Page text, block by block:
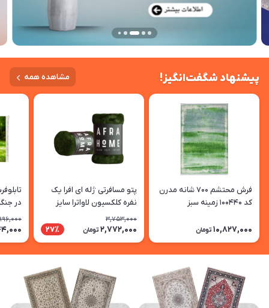
پیشنهاد شگفت‌انگیز! مشاهده همه
فرش محتشم 700 شانه مدرن
کد 100440 زمینه سبز
10,827,000 تومان
پتو مسافرتی ژله ای افرا یک
نفره کلکسیون لاواترا سایز
210*155 سانتی متر رنگ سبز
ارتشی
3,753,000
2,772,000 تومان 27٪
قاب)